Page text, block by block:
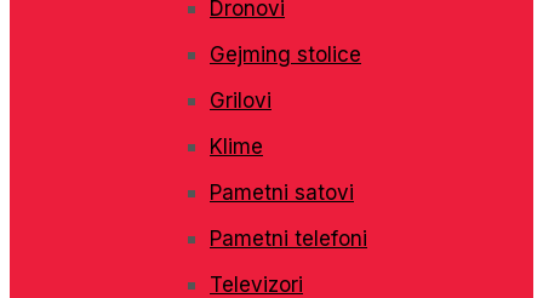
Dronovi
Gejming stolice
Grilovi
Klime
Pametni satovi
Pametni telefoni
Televizori